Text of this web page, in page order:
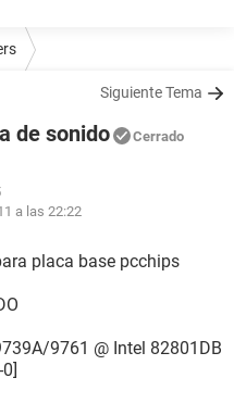
Siguiente Tema
de sonido Cerrado
a las 22:22
placa base pcchips
9761 @ Intel 82801DB